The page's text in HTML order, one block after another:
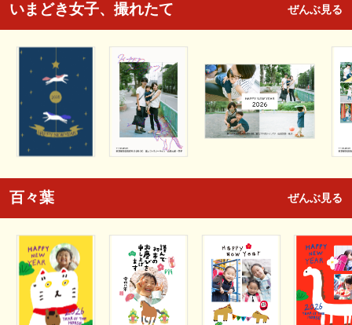
いまどき女子、撮れたて ぜんぶ見る
百々葉 ぜんぶ見る